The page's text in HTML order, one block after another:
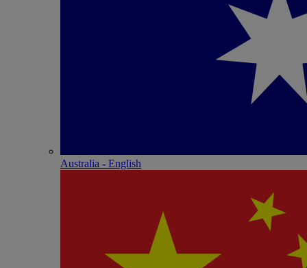
Australia - English